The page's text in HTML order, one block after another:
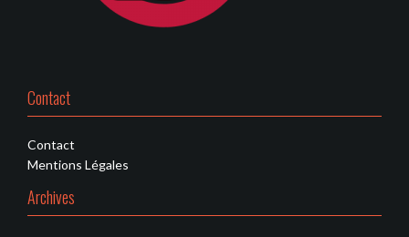
Contact
Contact
Mentions Légales
Archives